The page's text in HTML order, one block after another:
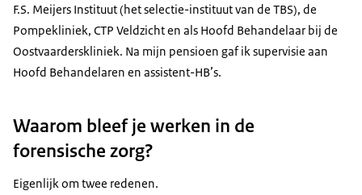
F.S. Meijers Instituut (het selectie-instituut van de TBS), de
Pompekliniek, CTP Veldzicht en als Hoofd Behandelaar bij de
Oostvaarderskliniek. Na mijn pensioen gaf ik supervisie aan
Hoofd Behandelaren en assistent-HB’s.
Waarom bleef je werken in de
forensische zorg?
Eigenlijk om twee redenen.